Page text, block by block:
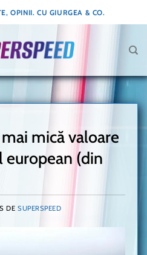
OPINII. CU GIURGEA & CO.
mică valoare
european (din
DE SUPERSPEED